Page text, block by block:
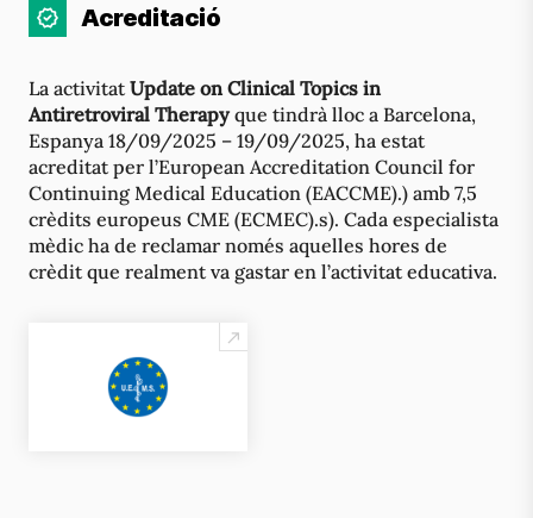
Acreditació
La activitatUpdate on Clinical Topics in
Antiretroviral Therapyque tindrà lloc a Barcelona,
Espanya 18/09/2025 – 19/09/2025, ha estat
acreditat per l’European Accreditation Council for
Continuing Medical Education (EACCME).) amb 7,5
crèdits europeus CME (ECMEC).s). Cada especialista
mèdic ha de reclamar només aquelles hores de
crèdit que realment va gastar en l’activitat educativa.